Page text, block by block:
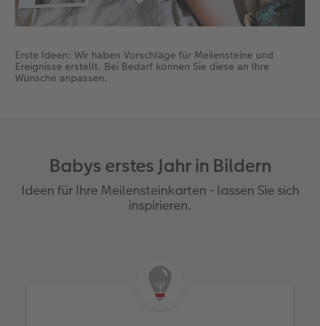
Erste Ideen: Wir haben Vorschläge für Meilensteine und
Ereignisse erstellt. Bei Bedarf können Sie diese an Ihre
Wünsche anpassen.
Babys erstes Jahr in Bildern
Ideen für Ihre Meilensteinkarten - lassen Sie sich
inspirieren.